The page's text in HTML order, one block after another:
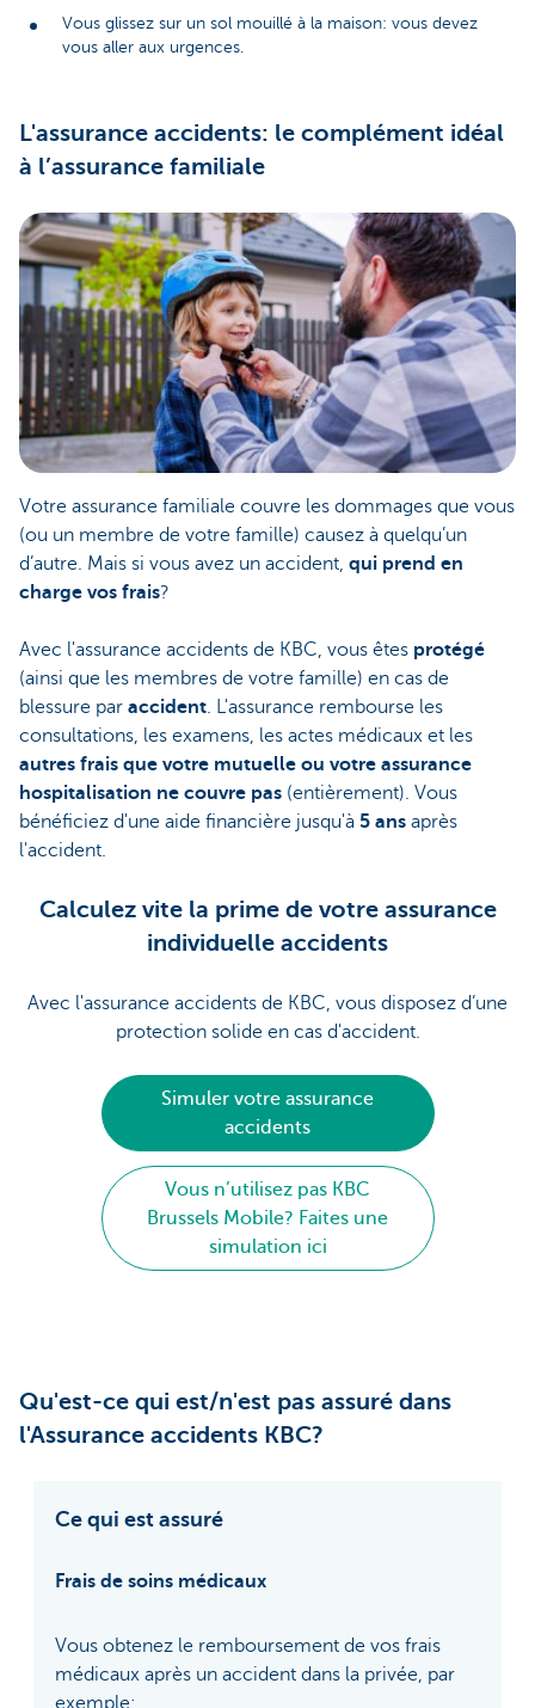
Vous glissez sur un sol mouillé à la maison: vous devez
vous aller aux urgences.
L'assurance accidents: le complément idéal
à l’assurance familiale
Votre assurance familiale couvre les dommages que vous
(ou un membre de votre famille) causez à quelqu’un
d’autre. Mais si vous avez un accident, qui prend en
charge vos frais?
Avec l'assurance accidents de KBC, vous êtes protégé
(ainsi que les membres de votre famille) en cas de
blessure par accident. L'assurance rembourse les
consultations, les examens, les actes médicaux et les
autres frais que votre mutuelle ou votre assurance
hospitalisation ne couvre pas (entièrement). Vous
bénéficiez d'une aide financière jusqu'à 5 ans après
l'accident.
Calculez vite la prime de votre assurance
individuelle accidents
Avec l'assurance accidents de KBC, vous disposez d’une
protection solide en cas d'accident.
Simuler votre assurance
accidents
Vous n’utilisez pas KBC
Brussels Mobile? Faites une
simulation ici
Qu'est-ce qui est/n'est pas assuré dans
l'Assurance accidents KBC?
Ce qui est assuré
Frais de soins médicaux
Vous obtenez le remboursement de vos frais
médicaux après un accident dans la privée, par
exemple: